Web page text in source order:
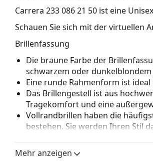
Carrera 233 086 21 50 ist eine
Schauen Sie sich mit der virtuellen
Brillenfassung
Die braune Farbe der
schwarzem oder dunkelblondem
Eine runde Rahmenform ist
Das Brillengestell ist aus
Tragekomfort und eine
Vollrandbrillen haben die
bestehen. Sie werden Ihren Stil
vor allem ihr Schutz vor
Gläser mit höherer optischer
Mehr anzeigen